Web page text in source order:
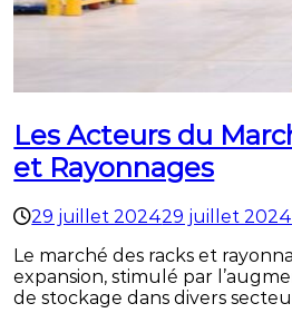
Les Acteurs du
et Rayonnages
29 juillet 202429 juillet 2024
Le marché des racks et
expansion, stimulé par
de stockage dans divers